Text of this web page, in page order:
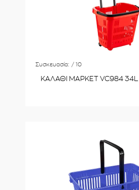
Συσκευασία: / 10
ΚΑΛΑΘΙ ΜΑΡΚΕΤ VC984